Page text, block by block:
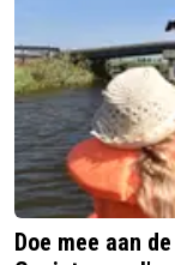
Doe mee aan